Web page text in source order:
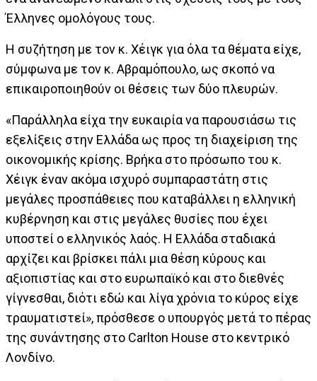
Έλληνες ομολόγους τους.
Η συζήτηση με τον κ. Χέιγκ για όλα τα θέματα είχε,
σύμφωνα με τον κ. Αβραμόπουλο, ως σκοπό να
επικαιροποιηθούν οι θέσεις των δύο πλευρών.
«Παράλληλα είχα την ευκαιρία να παρουσιάσω τις
εξελίξεις στην Ελλάδα ως προς τη διαχείριση της
οικονομικής κρίσης. Βρήκα στο πρόσωπο του κ.
Χέιγκ έναν ακόμα ισχυρό συμπαραστάτη στις
μεγάλες προσπάθειες που καταβάλλει η ελληνική
κυβέρνηση και στις μεγάλες θυσίες που έχει
υποστεί ο ελληνικός λαός. Η Ελλάδα σταδιακά
αρχίζει και βρίσκει πάλι μια θέση κύρους και
αξιοπιστίας και στο ευρωπαϊκό και στο διεθνές
γίγνεσθαι, διότι εδώ και λίγα χρόνια το κύρος είχε
τραυματιστεί», πρόσθεσε ο υπουργός μετά το πέρας
της συνάντησης στο Carlton House στο κεντρικό
Λονδίνο.